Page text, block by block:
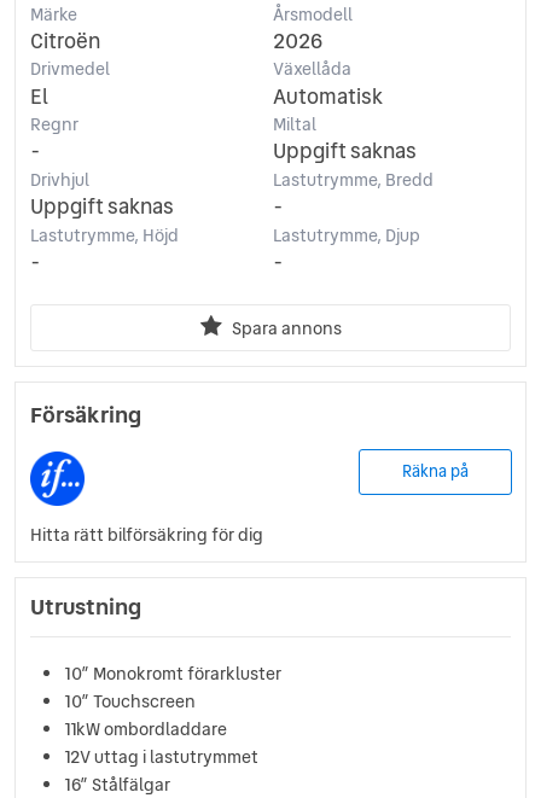
Märke
Citroën
Årsmodell
2026
Drivmedel
El
Växellåda
Automatisk
Regnr
-
Miltal
Uppgift saknas
Drivhjul
Uppgift saknas
Lastutrymme, Bredd
-
Lastutrymme, Höjd
-
Lastutrymme, Djup
-
Spara annons
Försäkring
Räkna på
Hitta rätt bilförsäkring för dig
Utrustning
10” Monokromt förarkluster
10” Touchscreen
11kW ombordladdare
12V uttag i lastutrymmet
16” Stålfälgar